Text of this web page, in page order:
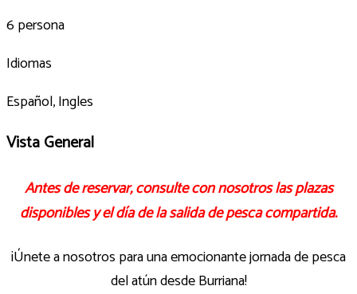
6 persona
Idiomas
Español, Ingles
Vista General
Antes de reservar, consulte con nosotros las plazas
disponibles y el día de la salida de pesca compartida.
¡Únete a nosotros para una emocionante jornada de pesca
del atún desde Burriana!